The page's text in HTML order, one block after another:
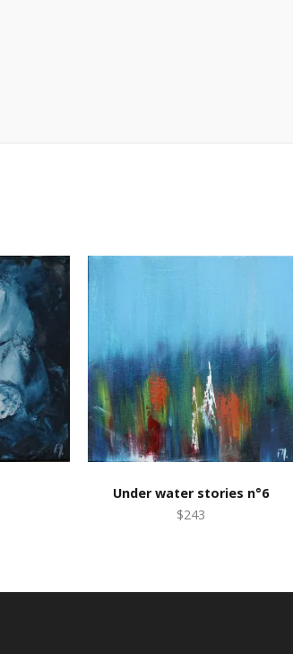
Under water stories n°6
$243